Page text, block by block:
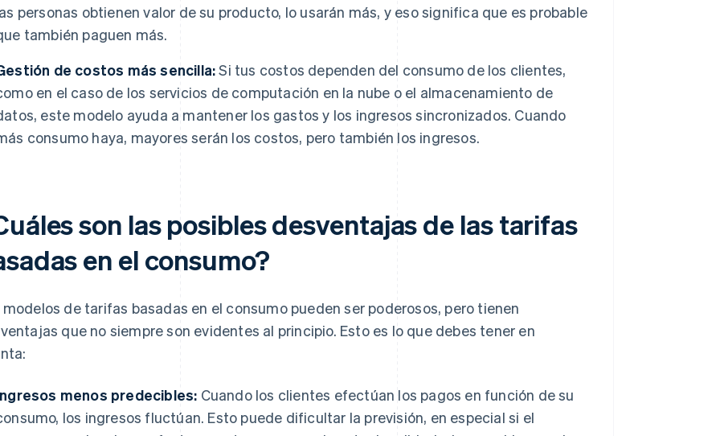
personas obtienen valor de su producto, lo usarán más, y eso significa que es probable
también paguen más.
de costos más sencilla:Si tus costos dependen del consumo de los clientes,
en el caso de los servicios de computación en la nube o el almacenamiento de
este modelo ayuda a mantener los gastos y los ingresos sincronizados. Cuando
consumo haya, mayores serán los costos, pero también los ingresos.
son las posibles desventajas de las tarifas
en el consumo?
modelos de tarifas basadas en el consumo pueden ser poderosos, pero tienen
que no siempre son evidentes al principio. Esto es lo que debes tener en
menos predecibles: Cuando los clientes efectúan los pagos en función de su
los ingresos fluctúan. Esto puede dificultar la previsión, en especial si el